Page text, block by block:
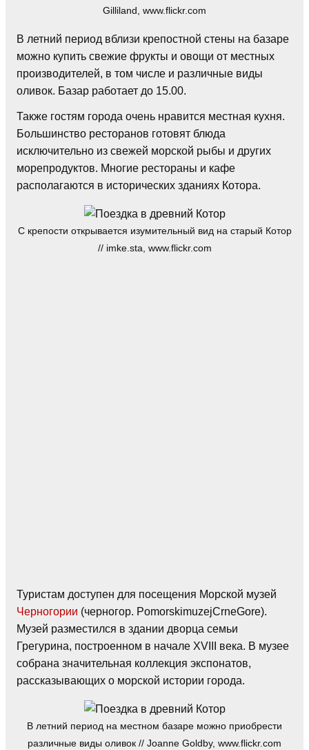
Gilliland, www.flickr.com
В летний период вблизи крепостной стены на базаре
можно купить свежие фрукты и овощи от местных
производителей, в том числе и различные виды
оливок. Базар работает до 15.00.
Также гостям города очень нравится местная кухня.
Большинство ресторанов готовят блюда
исключительно из свежей морской рыбы и других
морепродуктов. Многие рестораны и кафе
располагаются в исторических зданиях Котора.
С крепости открывается изумительный вид на старый Котор
// imke.sta, www.flickr.com
Туристам доступен для посещения Морской музей
Черногории (черногор. PomorskimuzejCrneGore).
Музей разместился в здании дворца семьи
Грегурина, построенном в начале XVIII века. В музее
собрана значительная коллекция экспонатов,
рассказывающих о морской истории города.
В летний период на местном базаре можно приобрести
различные виды оливок // Joanne Goldby, www.flickr.com